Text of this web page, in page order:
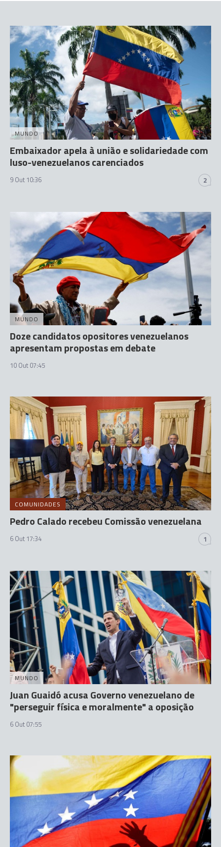
MUNDO
Embaixador apela à união e solidariedade com
luso-venezuelanos carenciados
9 Out 10:36 2
MUNDO
Doze candidatos opositores venezuelanos
apresentam propostas em debate
10 Out 07:45
COMUNIDADES
Pedro Calado recebeu Comissão venezuelana
6 Out 17:34 1
MUNDO
Juan Guaidó acusa Governo venezuelano de
"perseguir física e moralmente" a oposição
6 Out 07:55